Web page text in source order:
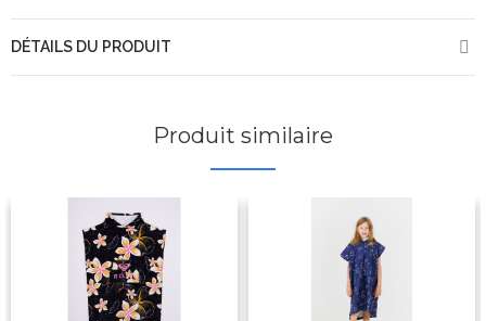
DÉTAILS DU PRODUIT
Produit similaire